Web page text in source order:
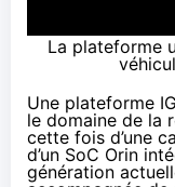
La plateforme
Une plateforme
le domaine de la
cette fois d’une
d’un SoC Orin
génération